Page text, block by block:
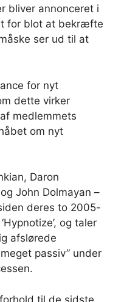
bliver annonceret i
for blot at bekræfte
ser ud til at
for nyt
dette virker
medlemmets
om nyt
Daron
John Dolmayan –
deres to 2005-
og taler
afslørede
passiv” under
til de sidste